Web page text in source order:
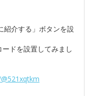
紹介する」ボタンを設
ドを設置してみまし